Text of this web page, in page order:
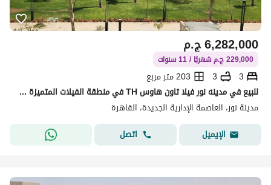
ج.م6,282,000
229,000 ج.م شهريًا / 11 سنوات
3
3
203 متر مربع
للبيع في مدينه نور فيلا تاون هاوس TH في منطقة الفيلات المتميزة حجز 2021
مدينة نور، العاصمة الإدارية الجديدة، القاهرة
الإيميل
اتصل